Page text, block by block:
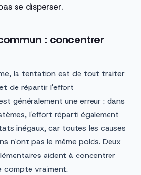
se disperser.
: concentrer
la tentation est de tout traiter
de répartir l'effort
généralement une erreur : dans
l'effort réparti également
inégaux, car toutes les causes
n'ont pas le même poids. Deux
aident à concentrer
compte vraiment.